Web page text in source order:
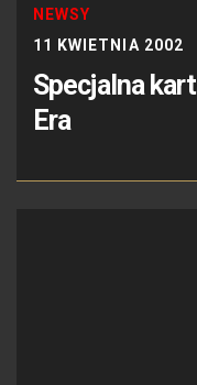
NEWSY
11 KWIETNIA 2002
Specjalna
Era